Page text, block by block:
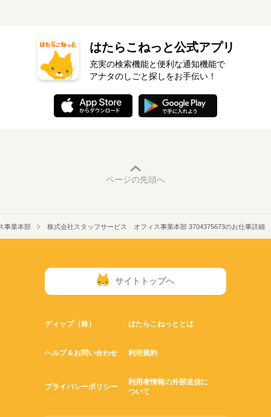
はたらこねっと公式アプリ
充実の検索機能と便利な通知機能で
アナタのしごと探しをお手伝い！
ページの先頭へ
事業本部 株式会社スタッフサービス オフィス事業本部 3704375673のお仕事詳細
サイトトップへ
ディップ（株） はたらこねっととは
ヘルプ＆お問い合わせ 利用規約
プライバシーポリシー
利用者情報の外部送信に
ついて